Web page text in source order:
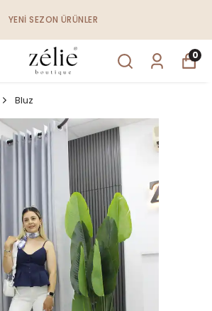
YENI SEZON ÜRÜNLER
0
Bluz